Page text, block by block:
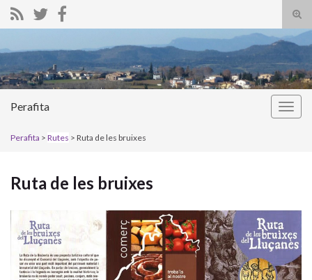
el
de
Perafita
Perafita > Rutes > Ruta de les bruixes
Ruta de les bruixes